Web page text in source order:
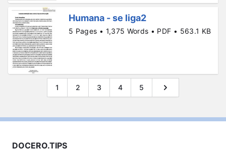
Humana - se liga2
5 Pages • 1,375 Words • PDF • 563.1 KB
1 2 3 4 5
DOCERO.TIPS